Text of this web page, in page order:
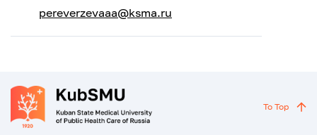
pereverzevaaa@ksma.ru
To Top